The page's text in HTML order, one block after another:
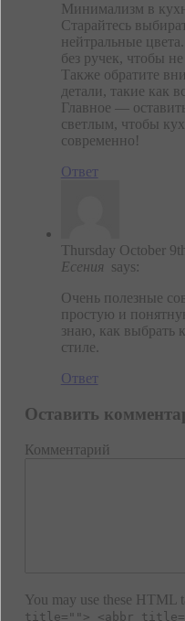
Минимализм в
Старайтесь
нейтральные
без ручек, чтобы
Также обратите
детали, такие как
Главное —
светлым, чтобы
современно!
Ответ
Thursday October
Есения says:
Очень полезные
простую и
знаю, как выбрать
стиле.
Ответ
Оставить
Комментарий
You may use these HTML
title=""> <abbr